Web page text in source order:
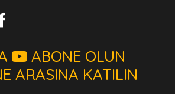
ABONE OLUN
ARASINA KATILIN